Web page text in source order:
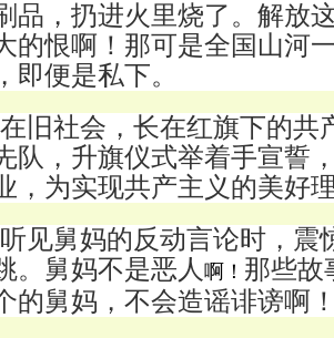
品，扔进火里烧了。解放
的恨啊！那可是全国山河
即便是私下。
旧社会，长在红旗下的共
队，升旗仪式举着手宣誓
，为实现共产主义的美好
见舅妈的反动言论时，震
。舅妈不是恶人 啊！ 那些故
的舅妈，不会造谣诽谤啊